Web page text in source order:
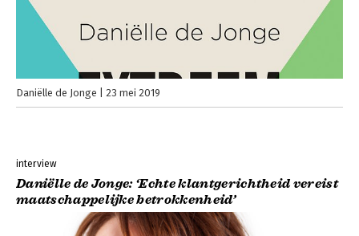
Daniëlle de Jonge 23 mei 2019
interview
Daniëlle de Jonge: ‘Echte klantgerichtheid vereist
maatschappelijke betrokkenheid’